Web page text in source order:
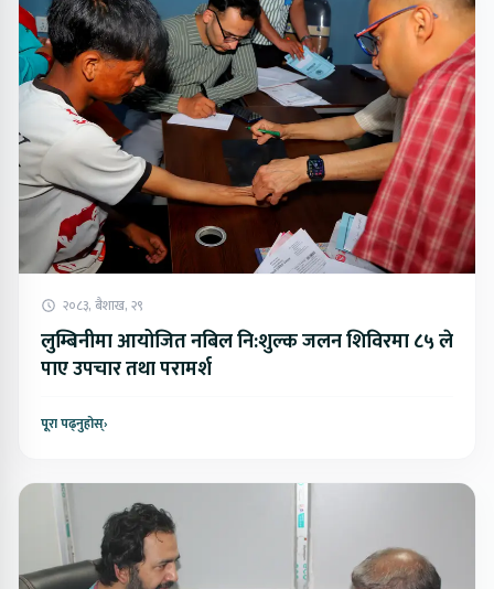
२०८३, बैशाख, २९
लुम्बिनीमा आयोजित नबिल नि:शुल्क जलन शिविरमा ८५ ले
पाए उपचार तथा परामर्श
पूरा पढ्नुहोस्›